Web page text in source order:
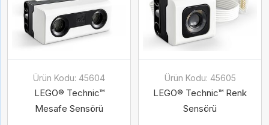
Ürün Kodu: 45604
LEGO® Technic™
Mesafe Sensörü
Ürün Kodu: 45605
LEGO® Technic™ Renk
Sensörü